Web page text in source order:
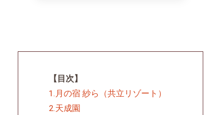
【目次】
1.月の宿 紗ら（共立リゾート）
2.天成園